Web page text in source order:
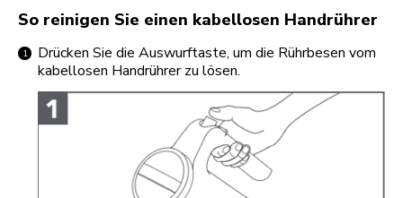
So reinigen Sie einen kabellosen Handrührer
Drücken Sie die Auswurftaste, um die Rührbesen vom
kabellosen Handrührer zu lösen.